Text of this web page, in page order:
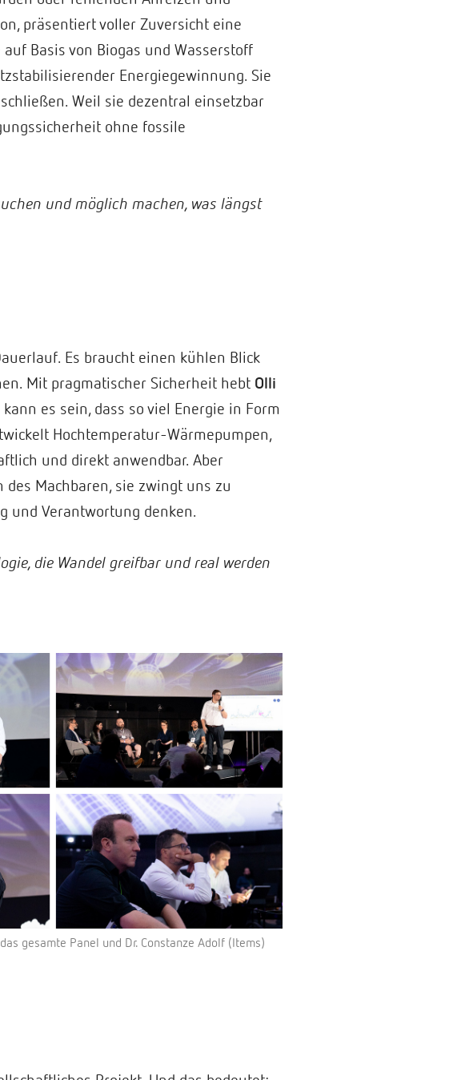
präsentiert voller Zuversicht eine
Basis von Biogas und Wasserstoff
Energiegewinnung. Sie
Weil sie dezentral einsetzbar
ohne fossile
und möglich machen, was längst
Es braucht einen kühlen Blick
Mit pragmatischer Sicherheit hebt Olli
es sein, dass so viel Energie in Form
Hochtemperatur-Wärmepumpen,
und direkt anwendbar. Aber
Machbaren, sie zwingt uns zu
und Verantwortung denken.
die Wandel greifbar und real werden
gesamte Panel und Dr. Constanze Adolf (Items)